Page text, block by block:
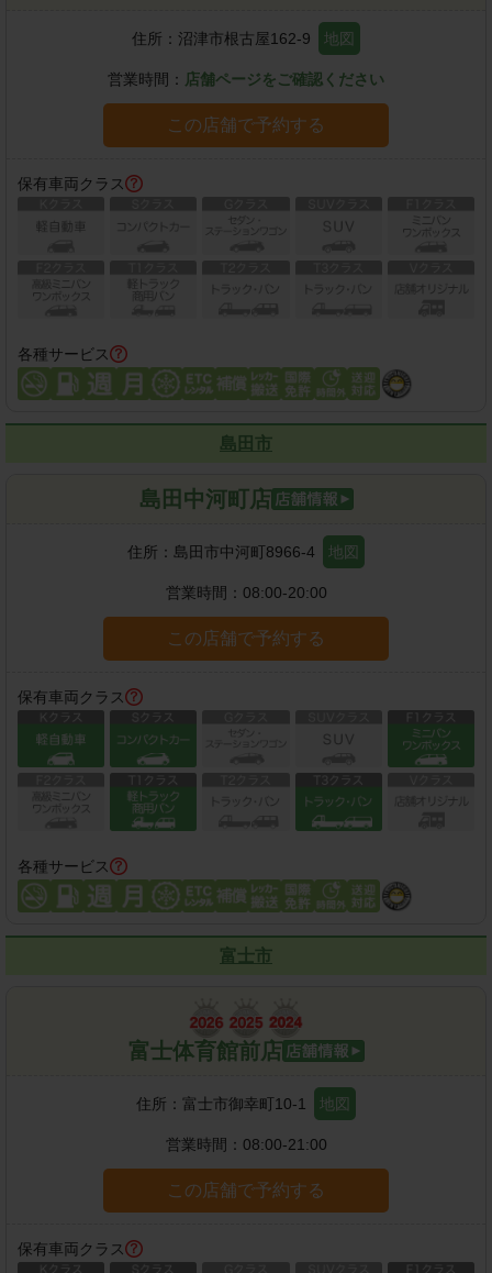
住所： 沼津市根古屋162-9 地図
営業時間： 店舗ページをご確認ください
この店舗で予約する
保有車両クラス
各種サービス
島田市
島田中河町店
住所： 島田市中河町8966-4 地図
営業時間： 08:00-20:00
この店舗で予約する
保有車両クラス
各種サービス
富士市
富士体育館前店
住所： 富士市御幸町10-1 地図
営業時間： 08:00-21:00
この店舗で予約する
保有車両クラス